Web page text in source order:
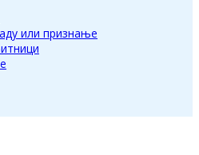
или признање